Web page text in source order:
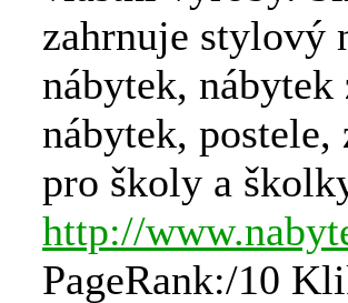
zahrnuje stylový
nábytek,
nábytek,
pro školy a
http://
PageRank:/10